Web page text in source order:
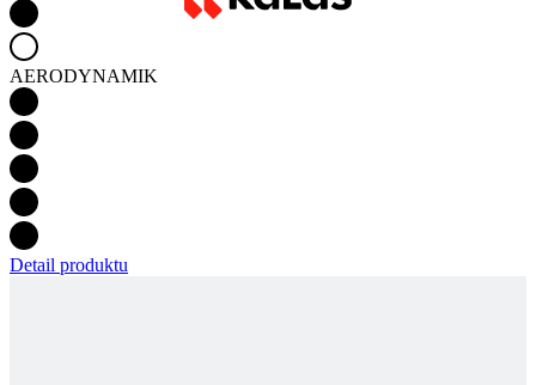
AERODYNAMIK
Detail produktu